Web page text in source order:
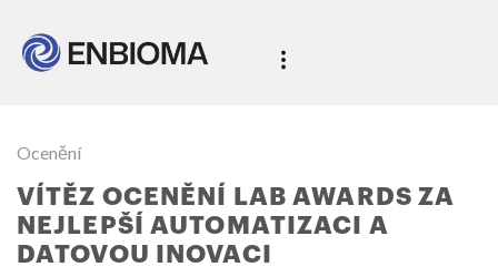
Ocenění
VÍTĚZ OCENĚNÍ LAB AWARDS ZA
NEJLEPŠÍ AUTOMATIZACI A
DATOVOU INOVACI